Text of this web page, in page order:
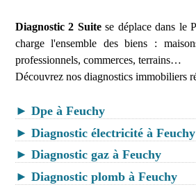
Diagnostic 2 Suitese déplace dans le
charge l'ensemble des biens :
professionnels, commerces, terrains…
Découvrez nos diagnostics immobiliers
► Dpe à Feuchy
► Diagnostic électricité à Feuchy
► Diagnostic gaz à Feuchy
► Diagnostic plomb à Feuchy